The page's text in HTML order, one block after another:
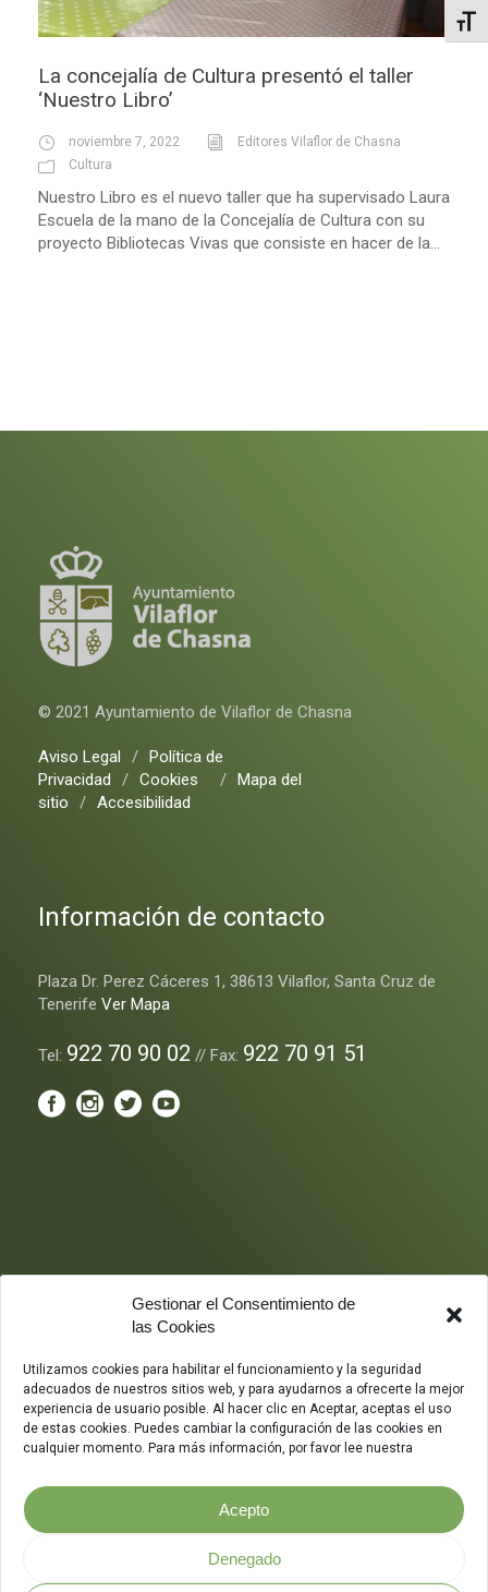
Gestionar el Consentimiento de
las Cookies
Utilizamos cookies para habilitar el funcionamiento y la seguridad
adecuados de nuestros sitios web, y para ayudarnos a ofrecerte la mejor
experiencia de usuario posible. Al hacer clic en Aceptar, aceptas el uso
de estas cookies. Puedes cambiar la configuración de las cookies en
cualquier momento. Para más información, por favor lee nuestra
Acepto
Denegado
La concejalía de Cultura presentó el taller
‘Nuestro Libro’
noviembre 7, 2022
Editores Vilaflor de Chasna
Cultura
Nuestro Libro es el nuevo taller que ha supervisado Laura
Escuela de la mano de la Concejalía de Cultura con su
proyecto Bibliotecas Vivas que consiste en hacer de la...
© 2021 Ayuntamiento de Vilaflor de Chasna
Aviso Legal /
Política de
Privacidad
/ Cookies /
Mapa del
sitio
/ Accesibilidad
Información de contacto
Plaza Dr. Perez Cáceres 1, 38613 Vilaflor, Santa Cruz de
Tenerife Ver Mapa
Tel: 922 70 90 02 // Fax: 922 70 91 51